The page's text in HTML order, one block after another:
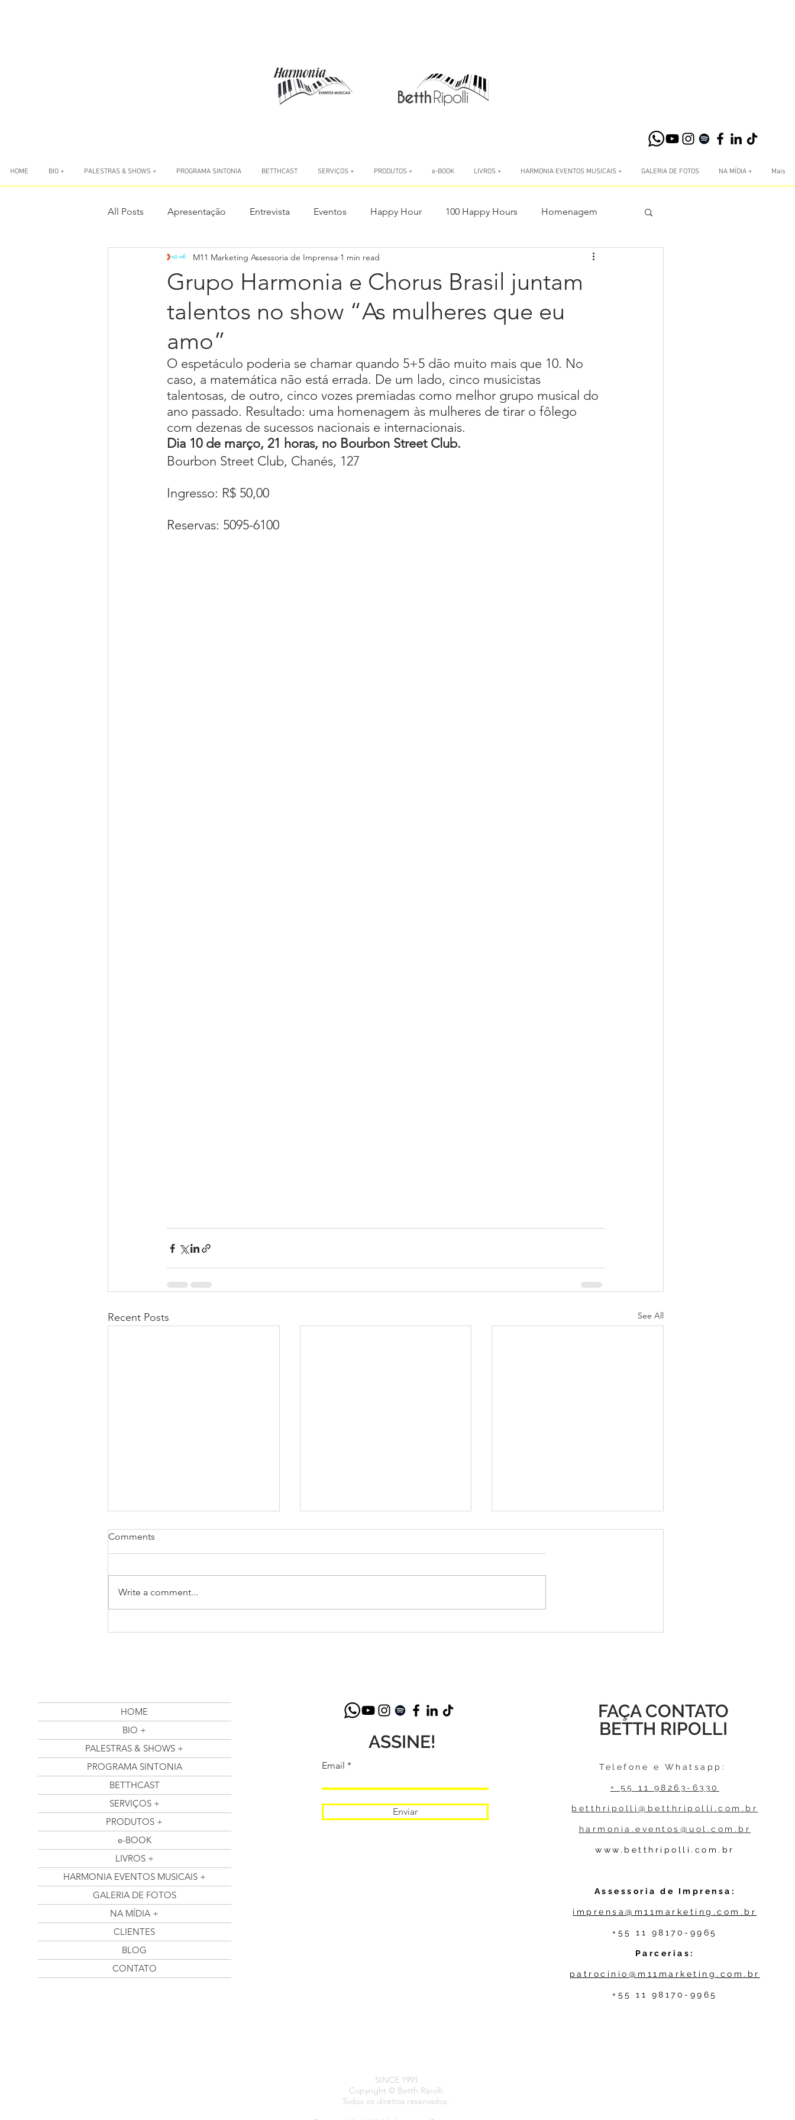
HOME BIO + PALESTRAS & SHOWS + PROGRAMA SINTONIA BETTHCAST SERVIÇOS + PRODUTOS + e-BOOK LIVROS + HARMONIA EVENTOS MUSICAIS + GALERIA DE FOTOS NA MÍDIA + Mais
All Posts Apresentação Entrevista Eventos Happy Hour 100 Happy Hours Homenagem
Livro Sete Ponto Zero Livro #AtitudeÉTudo
Livro Bem Viva de Corpo e Alma Livro Emoções Lançamento Longevidade Musicare
Grupo Harmonia e Chorus Brasil juntam
talentos no show “As mulheres que eu
amo”
M11 Marketing Assessoria de Imprensa 1 min read
O espetáculo poderia se chamar quando 5+5 dão muito mais que 10. No
caso, a matemática não está errada. De um lado, cinco musicistas
talentosas, de outro, cinco vozes premiadas como melhor grupo musical do
ano passado. Resultado: uma homenagem às mulheres de tirar o fôlego
com dezenas de sucessos nacionais e internacionais.
Dia 10 de março, 21 horas, no Bourbon Street Club.
Bourbon Street Club, Chanés, 127
Ingresso: R$ 50,00
Reservas: 5095-6100
Recent Posts See All
Comments
Write a comment...
HOME
BIO +
PALESTRAS & SHOWS +
PROGRAMA SINTONIA
BETTHCAST
SERVIÇOS +
PRODUTOS +
e-BOOK
LIVROS +
HARMONIA EVENTOS MUSICAIS +
GALERIA DE FOTOS
NA MÍDIA +
CLIENTES
BLOG
CONTATO
ASSINE!
Email
Enviar
FAÇA CONTATO
BETTH RIPOLLI
Telefone e Whatsapp:
+ 55 11 98263-6330
betthripolli@betthripolli.com.br
harmonia.eventos@uol.com.br
www.betthripolli.com.br
Assessoria de Imprensa:
imprensa@m11marketing.com.br
+55 11 98170-9965
Parcerias:
patrocinio@m11marketing.com.br
+55 11 98170-9965
SINCE 1991
Copyright © Betth Ripolli.
Todos os direitos reservados.